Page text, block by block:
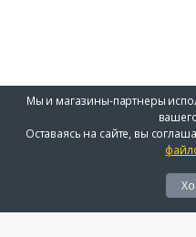
Мы и магазины-партнеры
Оставаясь на сайте, вы